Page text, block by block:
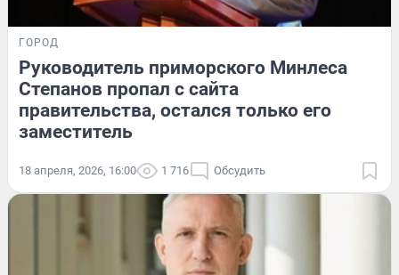
ГОРОД
Руководитель приморского Минлеса
Степанов пропал с сайта
правительства, остался только его
заместитель
18 апреля, 2026, 16:00 1 716 Обсудить